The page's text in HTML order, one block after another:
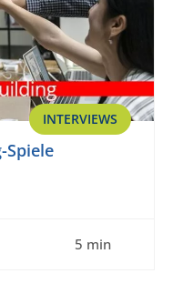
INTERVIEWS
Spiele
5 min